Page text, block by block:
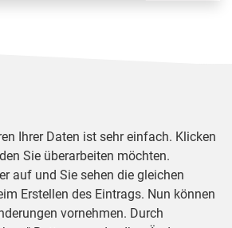
Ihrer Daten ist sehr einfach. Klicken
Sie überarbeiten möchten.
auf und Sie sehen die gleichen
Erstellen des Eintrags. Nun können
vornehmen. Durch